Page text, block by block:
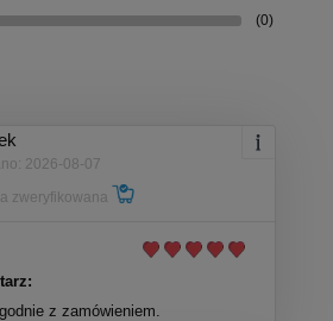
(0)
2026-08-07
zweryfikowana
z zamówieniem.